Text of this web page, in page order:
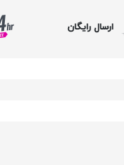
ارسال رایگان